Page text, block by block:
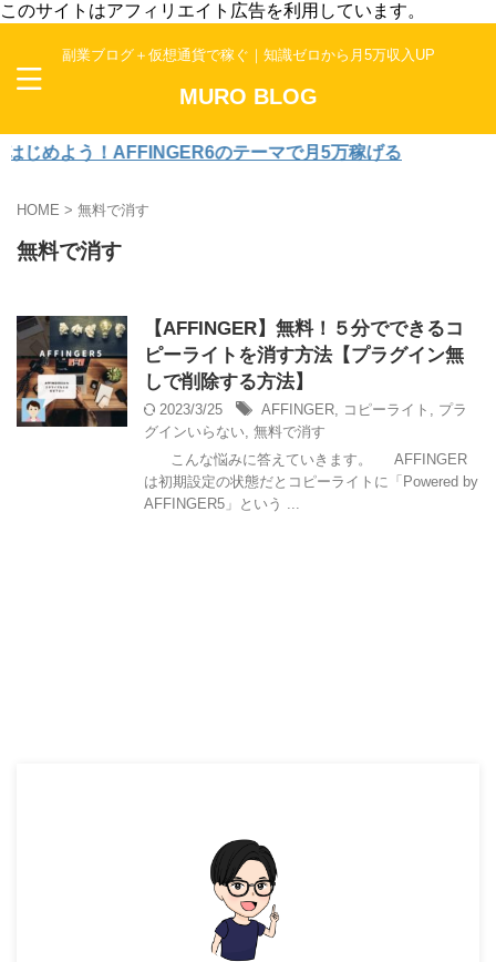
このサイトはアフィリエイト広告を利用しています。
副業ブログ＋仮想通貨で稼ぐ｜知識ゼロから月5万収入UP
MURO BLOG
めよう！AFFINGER6のテーマで月5万稼げる
HOME > 無料で消す
無料で消す
【AFFINGER】無料！５分でできるコ
ピーライトを消す方法【プラグイン無
しで削除する方法】
2023/3/25 AFFINGER, コピーライト , プラ
グインいらない, 無料で消す
こんな悩みに答えていきます。 AFFINGER
は初期設定の状態だとコピーライトに「Powered by
AFFINGER5」という ...